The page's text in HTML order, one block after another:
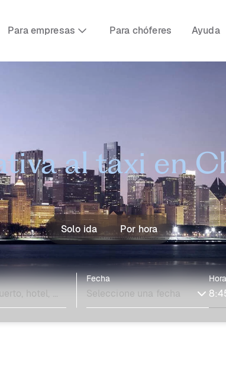
Para empresas Para chóferes Ayuda
al taxi en
Solo ida Por hora
Fecha